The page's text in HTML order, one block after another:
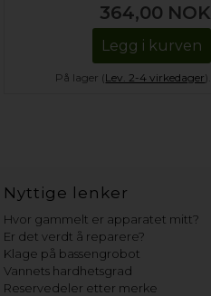
364,00 NOK
Legg i kurven
På lager (Lev. 2-4 virkedager).
Nyttige lenker
Hvor gammelt er apparatet mitt?
Er det verdt å reparere?
Klage på bassengrobot
Vannets hardhetsgrad
Reservedeler etter merke